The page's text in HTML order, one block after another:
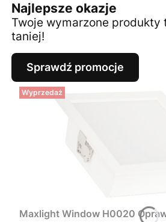
Najlepsze okazje
Twoje wymarzone produkty
taniej!
Sprawdź promocje
Wyprzedaż
Maxlight Window H0020